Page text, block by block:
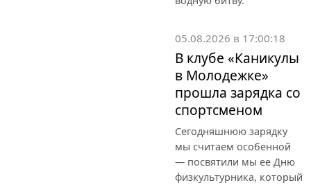
05.08.2026 в 17:00:18
В клубе «Каникулы
в Молодежке»
прошла зарядка со
спортсменом
Сегодняшнюю зарядку
мы считаем особенной
— посвятили мы ее Дню
физкультурника, который